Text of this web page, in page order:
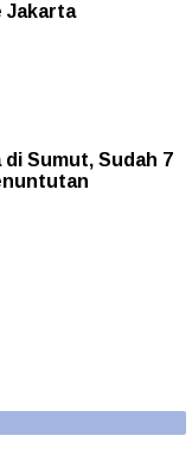
Jakarta
di Sumut, Sudah 7